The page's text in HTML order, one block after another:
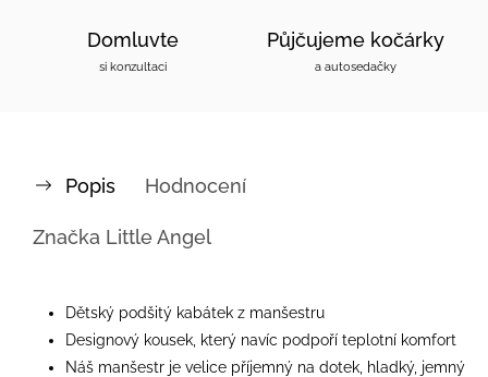
Domluvte
si konzultaci
Půjčujeme kočárky
a autosedačky
Popis Hodnocení
Značka Little Angel
Dětský podšitý kabátek z manšestru
Designový kousek, který navíc podpoří teplotní komfort
Náš manšestr je velice příjemný na dotek, hladký, jemný